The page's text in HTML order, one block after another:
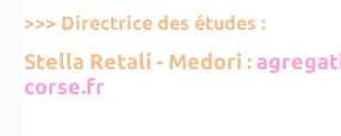
>>> Directrice des études :
Stella Retali - Medori :
corse.fr